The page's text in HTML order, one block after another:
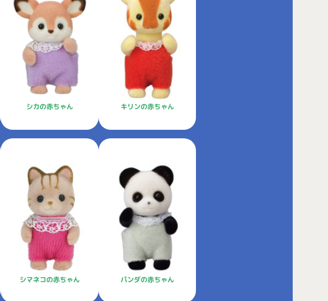
シカの赤ちゃん キリンの赤ちゃん
シマネコの赤ちゃん パンダの赤ちゃん